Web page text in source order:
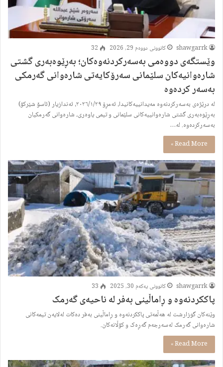
shawgarrk کانوونی دووەم 29, 2026 32
وێستگەی دووەمی بەسەرکردنەوەکان؛ بەڕێوەبەری گشتی
شارەوانیەکان سلێمانی سەرۆکایەتی شارەوانی گەرمکی
بەسەر کردەوە
​لە درێژەی بەسەرکردنەوە مەیدانییەکانیدا، ئەمڕۆ ٢٠٢٦/١/٢٩، ئەندازیار (ئاسۆ شێرکۆ)
بەڕێوەبەری گشتی شارەوانییەکانی سلێمانی و تیمی یاوەری، شارەوانی گەرمکیان
بەسەرکردەوە. ​لە…
Read More »
shawgarrk کانوونی یەکەم 30, 2025 33
پاککردنەوە و ڕاماڵینى بەفر لە ناحیەى گەرمک
وێنەکان گوزارشت لە هەڵمەتى پاککردنەوە و ڕاماڵینى بەفر دەکات لەلایەن تیمەکانى
شارەوانى گەرمک لەسەرجەم گەڕەک و کۆڵانەکان.
Read More »